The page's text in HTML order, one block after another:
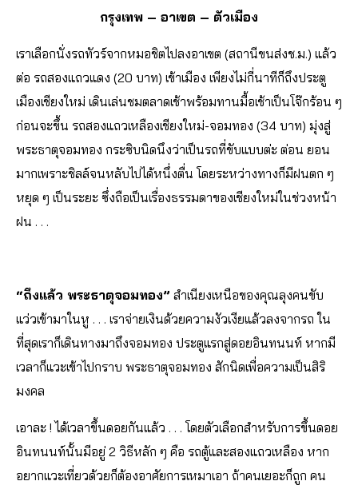
กรุงเทพ – อาเขต – ตัวเมือง
เราเลือกนั่งรถทัวร์จากหมอชิตไปลงอาเขต (สถานีขนส่งช.ม.) แล้ว
ต่อ รถสองแถวแดง (20 บาท) เข้าเมือง เพียงไม่กี่นาทีก็ถึงประตู
เมืองเชียงใหม่ เดินเล่นชมตลาดเช้าพร้อมทานมื้อเช้าเป็นโจ๊กร้อน ๆ
ก่อนจะขึ้น รถสองแถวเหลืองเชียงใหม่-จอมทอง (34 บาท) มุ่งสู่
พระธาตุจอมทอง กระซิบนิดนึงว่าเป็นรถที่ขับแบบต่ะ ต่อน ยอน
มากเพราะชิลล์จนหลับไปได้หนึ่งตื่น โดยระหว่างทางก็มีฝนตก ๆ
หยุด ๆ เป็นระยะ ซึ่งถือเป็นเรื่องธรรมดาของเชียงใหม่ในช่วงหน้า
ฝน . . .
“ถึงแล้ว พระธาตุจอมทอง” สำเนียงเหนือของคุณลุงคนขับ
แว่วเข้ามาในหู . . . เราจ่ายเงินด้วยความงัวเงียแล้วลงจากรถ ใน
ที่สุดเราก็เดินทางมาถึงจอมทอง ประตูแรกสู่ดอยอินทนนท์ หากมี
เวลาก็แวะเข้าไปกราบ พระธาตุจอมทอง สักนิดเพื่อความเป็นสิริ
มงคล
เอาละ ! ได้เวลาขึ้นดอยกันแล้ว . . . โดยตัวเลือกสำหรับการขึ้นดอย
อินทนนท์นั้นมีอยู่ 2 วิธีหลัก ๆ คือ รถตู้และสองแถวเหลือง หาก
อยากแวะเที่ยวด้วยก็ต้องอาศัยการเหมาเอา ถ้าคนเยอะก็ถูก คน